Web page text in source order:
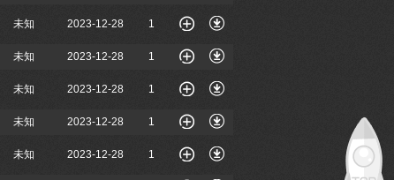
未知 2023-12-28 1
未知 2023-12-28 1
未知 2023-12-28 1
未知 2023-12-28 1
未知 2023-12-28 1